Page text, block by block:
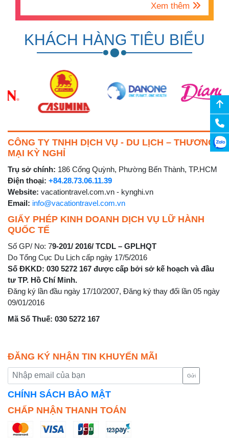
Xem thêm
KHÁCH HÀNG TIÊU BIỂU
CÔNG TY TNHH DỊCH VỤ - DU LỊCH – THƯƠNG
MẠI KỲ NGHỈ
Trụ sở chính: 186 Cống Quỳnh, Phường Bến Thành, TP.HCM
Điện thoại: +84.28.73.06.11.39
Website: vacationtravel.com.vn - kynghi.vn
Email: info@vacationtravel.com.vn
GIẤY PHÉP KINH DOANH DỊCH VỤ LỮ HÀNH
QUỐC TẾ
Số GP/ No: 79-201/ 2016/ TCDL – GPLHQT
Do Tổng Cục Du Lịch cấp ngày 17/5/2016
Số ĐKKD: 030 5272 167 được cấp bởi sở kế hoạch và đầu
tư TP. Hồ Chí Minh.
Đăng ký lần đầu ngày 17/10/2007, Đăng ký thay đổi lần 05 ngày
09/01/2016
Mã Số Thuế: 030 5272 167
ĐĂNG KÝ NHẬN TIN KHUYẾN MÃI
Gửi
CHÍNH SÁCH BẢO MẬT
CHẤP NHẬN THANH TOÁN